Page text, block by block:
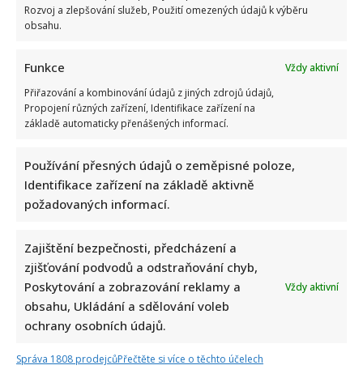
Rozvoj a zlepšování služeb, Použití omezených údajů k výběru
obsahu.
Funkce
Vždy aktivní
Přiřazování a kombinování údajů z jiných zdrojů údajů,
Propojení různých zařízení, Identifikace zařízení na
základě automaticky přenášených informací.
Používání přesných údajů o zeměpisné poloze,
Identifikace zařízení na základě aktivně
požadovaných informací.
Zajištění bezpečnosti, předcházení a
zjišťování podvodů a odstraňování chyb,
Poskytování a zobrazování reklamy a
obsahu, Ukládání a sdělování voleb
ochrany osobních údajů.
Vždy aktivní
Správa 1808 prodejcůPřečtěte si více o těchto účelech
Marek Ztracený zrušil velkolepé finále svého koncertu na
Letné
Test znalostí o československých pohádkách: Bez chyby
projde málokdo, pamětníci by ale měli dát alespoň 8/10